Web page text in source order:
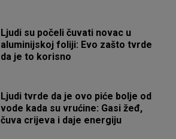
Ljudi su počeli čuvati novac u
aluminijskoj foliji: Evo zašto tvrde
da je to korisno
Ljudi tvrde da je ovo piće bolje od
vode kada su vrućine: Gasi žeđ,
čuva crijeva i daje energiju